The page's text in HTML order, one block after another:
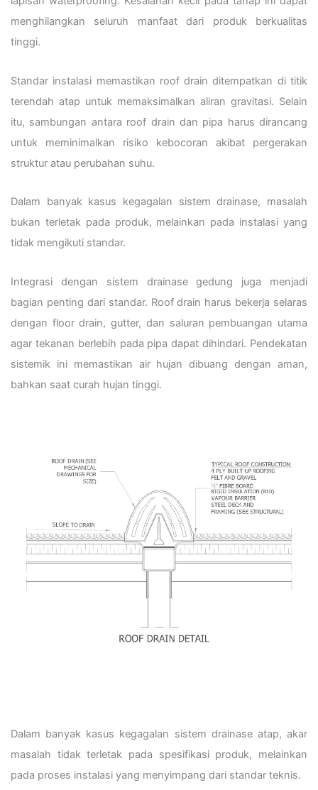
menghilangkan seluruh manfaat dari produk berkualitas
tinggi.
Standar instalasi memastikan roof drain ditempatkan di titik
terendah atap untuk memaksimalkan aliran gravitasi. Selain
itu, sambungan antara roof drain dan pipa harus dirancang
untuk meminimalkan risiko kebocoran akibat pergerakan
struktur atau perubahan suhu.
Dalam banyak kasus kegagalan sistem drainase, masalah
bukan terletak pada produk, melainkan pada instalasi yang
tidak mengikuti standar.
Integrasi dengan sistem drainase gedung juga menjadi
bagian penting dari standar. Roof drain harus bekerja selaras
dengan floor drain, gutter, dan saluran pembuangan utama
agar tekanan berlebih pada pipa dapat dihindari. Pendekatan
sistemik ini memastikan air hujan dibuang dengan aman,
bahkan saat curah hujan tinggi.
Dalam banyak kasus kegagalan sistem drainase atap, akar
masalah tidak terletak pada spesifikasi produk, melainkan
pada proses instalasi yang menyimpang dari standar teknis.